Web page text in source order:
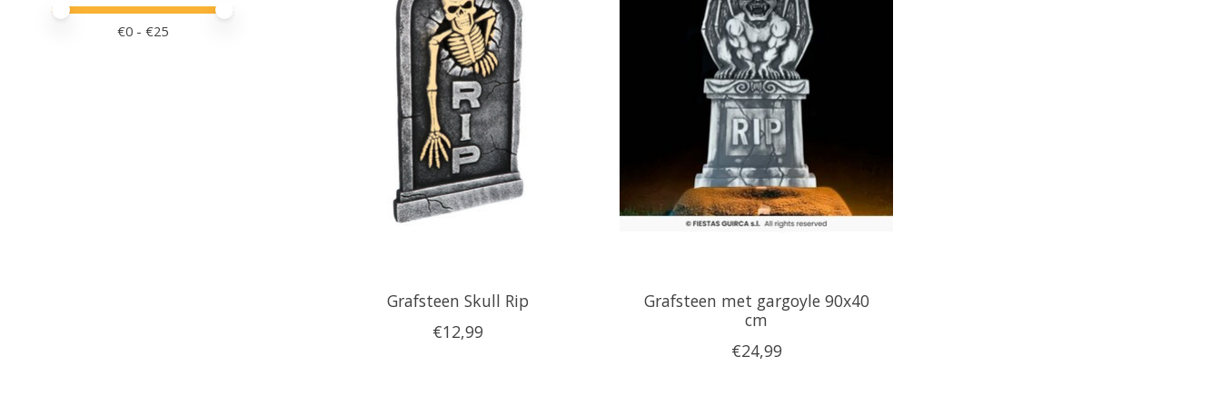
Minimale prijswaarde
Price maximum value
€0 - €25
Grafsteen Skull Rip
€12,99
Grafsteen met gargoyle 90x40
cm
€24,99